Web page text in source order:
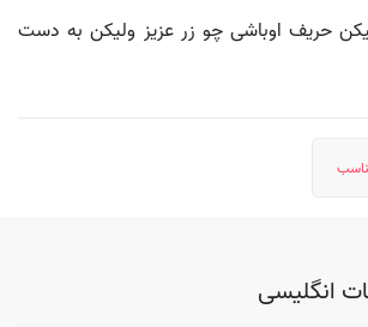
حریف اوباشی چو زر عزیز ولیکن به دست
انگلیسی